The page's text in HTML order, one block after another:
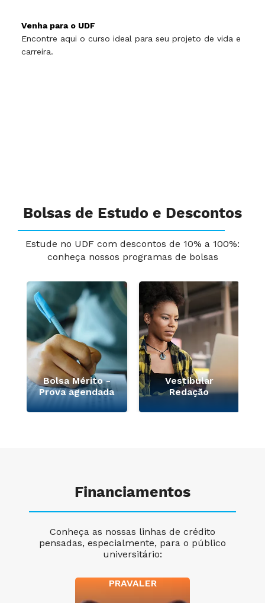
Venha para o UDF
Encontre aqui o curso ideal para seu projeto de vida e
carreira.
Bolsas de Estudo e Descontos
Estude no UDF com descontos de 10% a 100%:
conheça nossos programas de bolsas
Bolsa Mérito -
Prova agendada
Vestibular
Redação
Financiamentos
Conheça as nossas linhas de crédito
pensadas, especialmente, para o público
universitário:
PRAVALER